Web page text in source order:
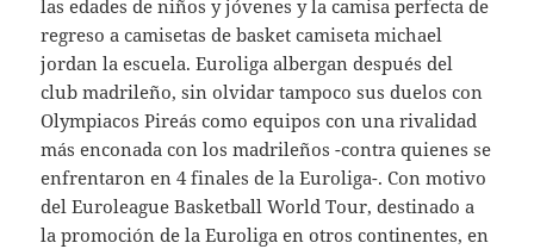
las edades de niños y jóvenes y la camisa perfecta de
regreso a camisetas de basket camiseta michael
jordan la escuela. Euroliga albergan después del
club madrileño, sin olvidar tampoco sus duelos con
Olympiacos Pireás como equipos con una rivalidad
más enconada con los madrileños -contra quienes se
enfrentaron en 4 finales de la Euroliga-. Con motivo
del Euroleague Basketball World Tour, destinado a
la promoción de la Euroliga en otros continentes, en